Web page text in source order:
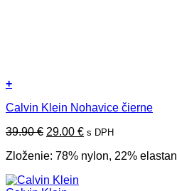
+
produkt
viacero
Možnosti
si
môžete
Calvin Klein Nohavice čierne
39.90€ Pôvodná
bola:
29.00 €Aktuálna
je:
s DPH
Zloženie: 78% nylon, 22% elastan